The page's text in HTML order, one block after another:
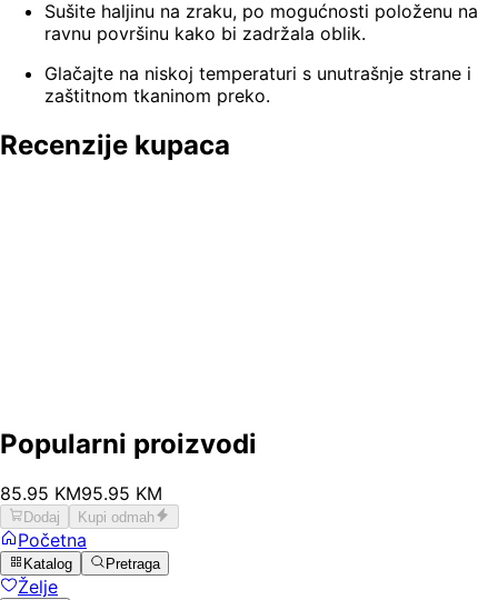
Sušite haljinu na zraku, po mogućnosti položenu na
ravnu površinu kako bi zadržala oblik.
Glačajte na niskoj temperaturi s unutrašnje strane i
zaštitnom tkaninom preko.
Recenzije kupaca
Popularni proizvodi
85.95 KM95.95 KM
Dodaj Kupi odmah
Početna
Katalog Pretraga
Želje